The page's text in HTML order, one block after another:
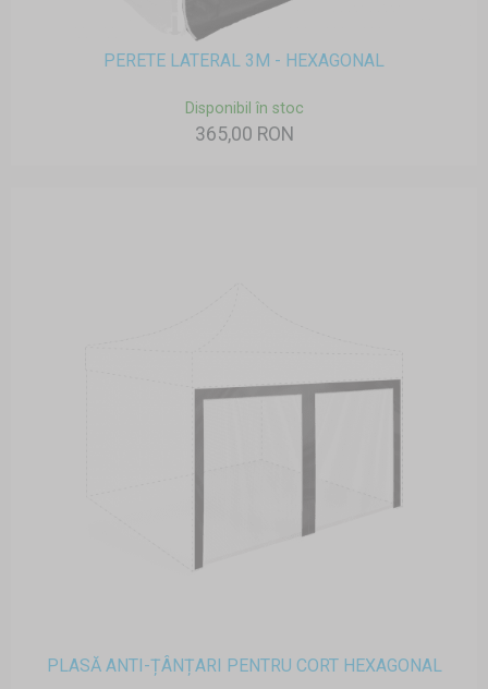
PERETE LATERAL 3M - HEXAGONAL
Disponibil în stoc
365,00 RON
PLASĂ ANTI-ȚÂNȚARI PENTRU CORT HEXAGONAL